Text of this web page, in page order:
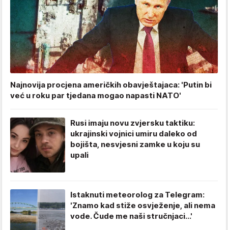
Najnovija procjena američkih obavještajaca: 'Putin bi
već u roku par tjedana mogao napasti NATO'
Rusi imaju novu zvjersku taktiku:
ukrajinski vojnici umiru daleko od
bojišta, nesvjesni zamke u koju su
upali
Istaknuti meteorolog za Telegram:
'Znamo kad stiže osvježenje, ali nema
vode. Čude me naši stručnjaci...'